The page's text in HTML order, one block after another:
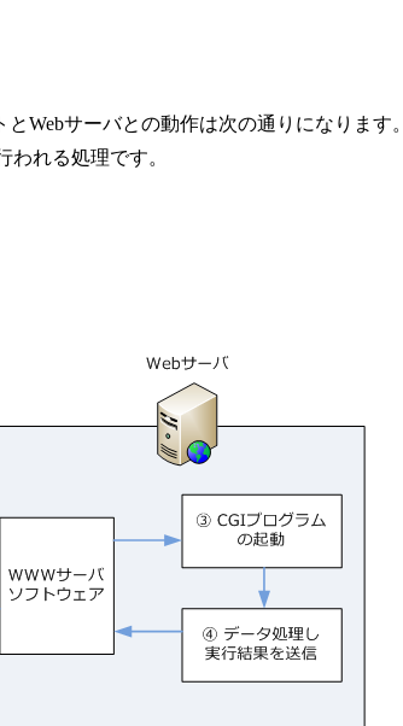
Webサーバとの動作は次の通りになります。
れる処理です。